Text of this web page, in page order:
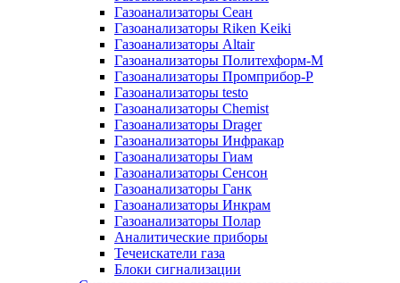
Газоанализаторы Сеан
Газоанализаторы Riken Keiki
Газоанализаторы Altair
Газоанализаторы Политехформ-М
Газоанализаторы Промприбор-Р
Газоанализаторы testo
Газоанализаторы Chemist
Газоанализаторы Drager
Газоанализаторы Инфракар
Газоанализаторы Гиам
Газоанализаторы Сенсон
Газоанализаторы Ганк
Газоанализаторы Инкрам
Газоанализаторы Полар
Аналитические приборы
Течеискатели газа
Блоки сигнализации